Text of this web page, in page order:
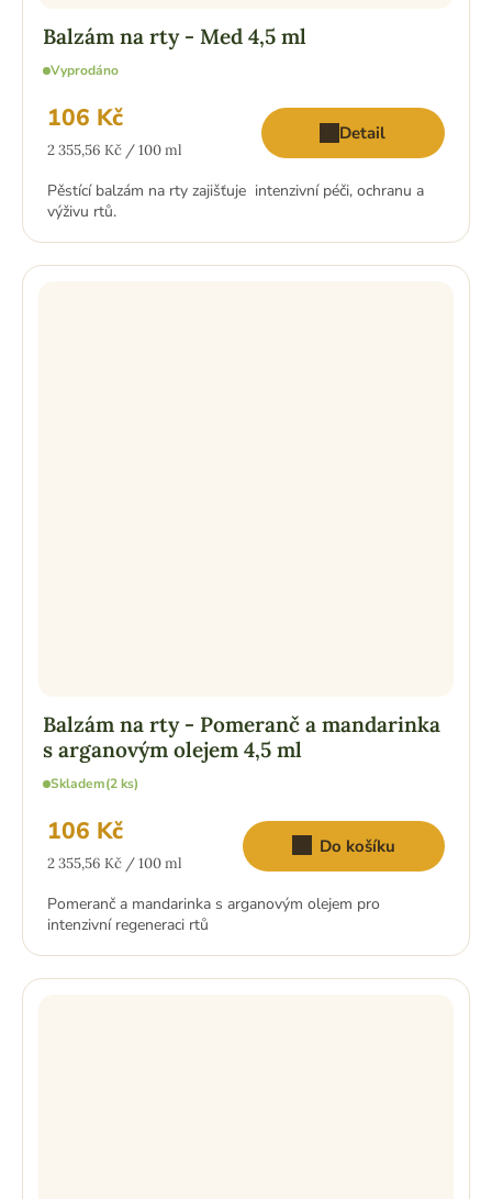
Balzám na rty - Med 4,5 ml
Vyprodáno
106 Kč
Měrná
2 355,56 Kč / 100 ml
Detail
Pěstící balzám na rty zajišťuje intenzivní péči, ochranu a
výživu rtů.
Balzám na rty - Pomeranč a mandarinka
s arganovým olejem 4,5 ml
Skladem(2 ks)
106 Kč
Měrná
2 355,56 Kč / 100 ml
Do košíku
Pomeranč a mandarinka s arganovým olejem pro
intenzivní regeneraci rtů